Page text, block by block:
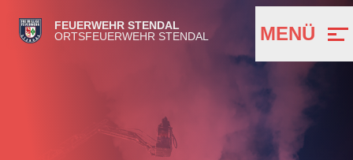
FEUERWEHR STENDAL
ORTSFEUERWEHR STENDAL
MENÜ